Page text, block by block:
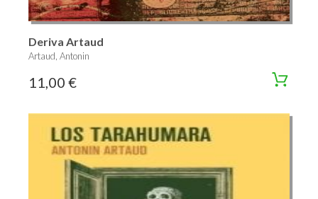
Deriva Artaud
Artaud, Antonin
11,00 €